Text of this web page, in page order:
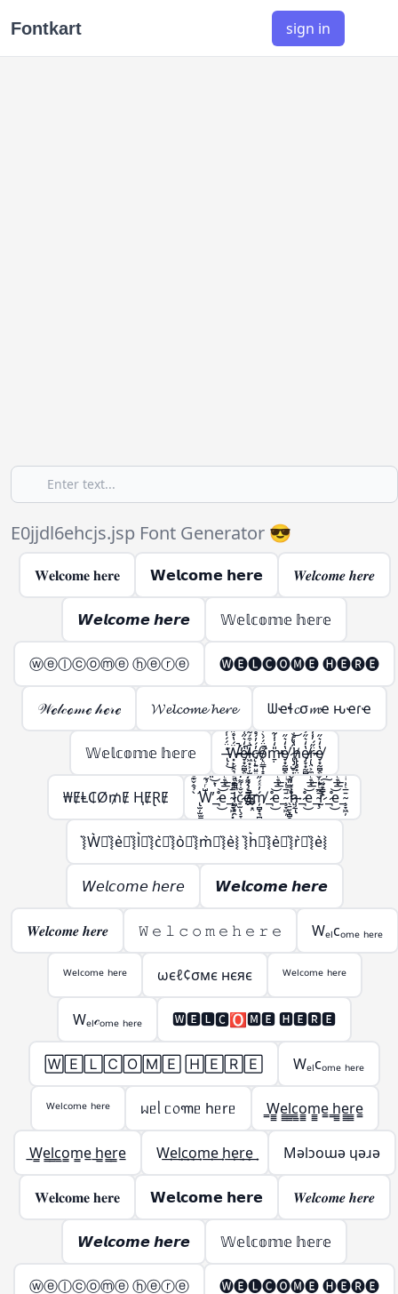
Fontkart sign in
E0jjdl6ehcjs.jsp Font Generator 😎
𝐖𝐞𝐥𝐜𝐨𝐦𝐞 𝐡𝐞𝐫𝐞 𝗪𝗲𝗹𝗰𝗼𝗺𝗲 𝗵𝗲𝗿𝗲 𝑾𝒆𝒍𝒄𝒐𝒎𝒆 𝒉𝒆𝒓𝒆
𝙒𝙚𝙡𝙘𝙤𝙢𝙚 𝙝𝙚𝙧𝙚 𝕎𝕖𝕝𝕔𝕠𝕞𝕖 𝕙𝕖𝕣𝕖
ⓦⓔⓛⓒⓞⓜⓔ ⓗⓔⓡⓔ 🅦🅔🅛🅒🅞🅜🅔 🅗🅔🅡🅔
𝒲ℯ𝓁𝒸ℴ𝓂ℯ 𝒽ℯ𝓇ℯ 𝓦𝓮𝓵𝓬𝓸𝓶𝓮 𝓱𝓮𝓻𝓮 ᗯҽɬ𝓬σ𝓶ҽ ԋҽɾҽ
𝕎𝕖𝕝𝕔𝕠𝕞𝕖 𝕙𝕖𝕣𝕖 ̶̢̹͑̈́́̍́͌͘͜Ẅ̶̵̛͓̙̣̯͉̳̣́̔̊̋̃̔̋̍̿̀͒̕̚͠͝e̸̵̞͙̰̻̭̖̭͓̫͔̩̔̒͛̋͑̅̍͐̚͜l̷̶͖͙͕̦̫̺̣̙̳͚̄̇͒́͂̈́͆̇͑͗̽͘͘c̸̵̨̜͍̤͍͍͖̦͎̓́̓́̊̊̆̈̑̀̊͐́ǫ̸̴̤̳̩̝̭̗͉̣̱̦͒̈́́̀͒̅̽̿̽͘̚m̵̵̱̣̎̒̍̾̃̔̋̍̿̀͒̕͝e̸̞͙̰̻̭̖̭͓̫̔̒͛̋͜ ̷̢̡̺̥͎̝͈̬͈̳̈́̔͑͝h̸̵̢̢̥̟̤̜̺̳̣̔͑̊̇̀̏̈́̍̋̄̃̔̋̍̿̀͒͝ͅe̸̷̡̞͙̰̻̭̖̭͓̫̭̱̬̔̒͛̋͐̏͊͜͠͝ŗ̷̵̢̤͕̼̣̈̋́̓̾̄̿̃̔̋̍̿̀͒͜͜͝e̸̞͙̰̻̭̖̭͓̫̔̒͛̋͜
₩ɆⱠ₵Ø₥Ɇ ⱧɆⱤɆ ̢̛̫̦̫̫̪͍̪̝̳̠̖̠̀̉̂̌͊ͩ̑͌̀W̶̨̺͕̖̗͕̮̭̳͈̙̩͑ͬ̉͂͋̈́ͯ͂ͨͭ̇͐͊͆̑̏̋ͭ́̋̓ͮ̾ͭ̆̇̚̕͢͜͠͡_̶̷̧̢͉̠̘̹̼͚̣͇͍̊ͪͨ̊̈́ͩ̎͆̔ͨ̊͐ͣ̈̀͐ͫ͜͝͞͠ͅe_̴̧̞͖̦͓̞̗̙͚̄̅ͭ͗ͥ̈́̇ͬͧͣ͘͞͡l̶̵̷̛͚̗̥̯̞͎̖̬̝̤̯͈̭͓̪̗̫̱̜͙̗̦̤̪̝̳͎̝̝̳̦̲͉̩̠͆̿ͩ͊̒͛ͪ͐̅ͩ̅ͭ͑͌̽̍̾̐ͬ̔̏͂̎̔̀͛͒͝͠ͅç̷̢̠̫̹̞̞̲̬̤͎͚̗̐̍͌̒̇̀̈́̊̂̓ͣͮ̏̽͗ͥͭ̓̌̐̽̐ͭ͜͜͢ͅo̶̶̴̸̬̮̜̳̬͙̤̗͎̗̦̲͕̠̰̱̣͕̮̰͇̖͚̫̬̲ͤ͛̑͌̇ͭ́͊̍̈̏͛͑̈ͮ̏̆ͩ̇̊̂͘̚͘͢͡ͅḿ̸̦̻͙͉̻̟̲̭̟͓̬̓ͯ́̋̓ͮ̾ͭ̆̇͞͡_̶̷̧̢͉̠̘̹̼͚̣͇͍̊ͪͨ̊̈́ͩ̎͆̔ͨ̊͐ͣ̈̀͐ͫ͜͝͞͠ͅe_̴̧̞͖̦̄̅ͭ͗ͥ ̖̱̮͙̻̞̦̙̝͖ͫ̿̎͊̀̇͡͠͝h̷̸̢̝͕̥̗̜̹̠͉̗ͮ̒̌͆͑͌̀͆̀̇ͦ͒̓́̋̓ͮ̾ͭ̆̇͢͟͞͡ͅ_̶̷̧̢͉̠̘̹̼͚̣͇͍̊ͪͨ̊̈́ͩ̎͆̔ͨ̊͐ͣ̈̀͐ͫ͜͝͞͠ͅe_̴̧̢̞͖̦͉̲̬̤͙̪͎̣̰̱̘̯̜̭̖̲̄̅ͭ͗ͥ͒ͫ̃ͪ͒̓ͦ̓͒̎͂̌͌̾̀̄͊ͫ͘͘͢͜͜r̴̷̨̨̢̢̫̯͇̙̱̫͇͇͎̒ͩ̓́̈ͥ͗̓ͤ̊́͒ͬ̓̀́̋̓ͮ̾ͭ̆̇̕͜͠͡ͅ_̶̷̧̢͉̠̘̹̼͚̣͇͍̊ͪͨ̊̈́ͩ̎͆̔ͨ̊͐ͣ̈̀͐ͫ͜͝͞͠ͅe_̴̧̞͖̦̄̅ͭ͗ͥ
͛⦚W͛⦚͛⦚e͛⦚͛⦚l͛⦚͛⦚c͛⦚͛⦚o͛⦚͛⦚m͛⦚͛⦚e͛⦚ ͛⦚h͛⦚͛⦚e͛⦚͛⦚r͛⦚͛⦚e͛⦚
𝘞𝘦𝘭𝘤𝘰𝘮𝘦 𝘩𝘦𝘳𝘦 𝙒𝙚𝙡𝙘𝙤𝙢𝙚 𝙝𝙚𝙧𝙚
𝑾𝒆𝒍𝒄𝒐𝒎𝒆 𝒉𝒆𝒓𝒆 𝚆 𝚎 𝚕 𝚌 𝚘 𝚖 𝚎 𝚑 𝚎 𝚛 𝚎 Wₑₗcₒₘₑ ₕₑᵣₑ
ᵂᵉˡᶜᵒᵐᵉ ʰᵉʳᵉ ωєℓ¢σмє нєяє ᵂᵉˡᶜᵒᵐᵉ ʰᵉʳᵉ
Wₑₗ𝒸ₒₘₑ ₕₑᵣₑ 🆆🅴🅻🅲🅾🅼🅴 🅷🅴🆁🅴
🅆🄴🄻🄲🄾🄼🄴 🄷🄴🅁🄴 Wₑₗcₒₘₑ ₕₑᵣₑ
ᵂᵉˡᶜᵒᵐᵉ ʰᵉʳᵉ ᥕᥱᥣ ᥴ᥆꧑ᥱ hᥱrᥱ ̳W̳̳e̳̳l̳̳c̳̳o̳̳m̳̳e̳ ̳h̳̳e̳̳r̳̳e̳
̲W̲̲e̲̲l̲̲c̲̲o̲̲m̲̲e̲ ̲h̲̲e̲̲r̲̲e̲ W͢e͢l͢c͢o͢m͢e͢ h͢e͢r͢e͢ Mǝlɔoɯǝ ɥǝɹǝ
𝐖𝐞𝐥𝐜𝐨𝐦𝐞 𝐡𝐞𝐫𝐞 𝗪𝗲𝗹𝗰𝗼𝗺𝗲 𝗵𝗲𝗿𝗲 𝑾𝒆𝒍𝒄𝒐𝒎𝒆 𝒉𝒆𝒓𝒆
𝙒𝙚𝙡𝙘𝙤𝙢𝙚 𝙝𝙚𝙧𝙚 𝕎𝕖𝕝𝕔𝕠𝕞𝕖 𝕙𝕖𝕣𝕖
ⓦⓔⓛⓒⓞⓜⓔ ⓗⓔⓡⓔ 🅦🅔🅛🅒🅞🅜🅔 🅗🅔🅡🅔